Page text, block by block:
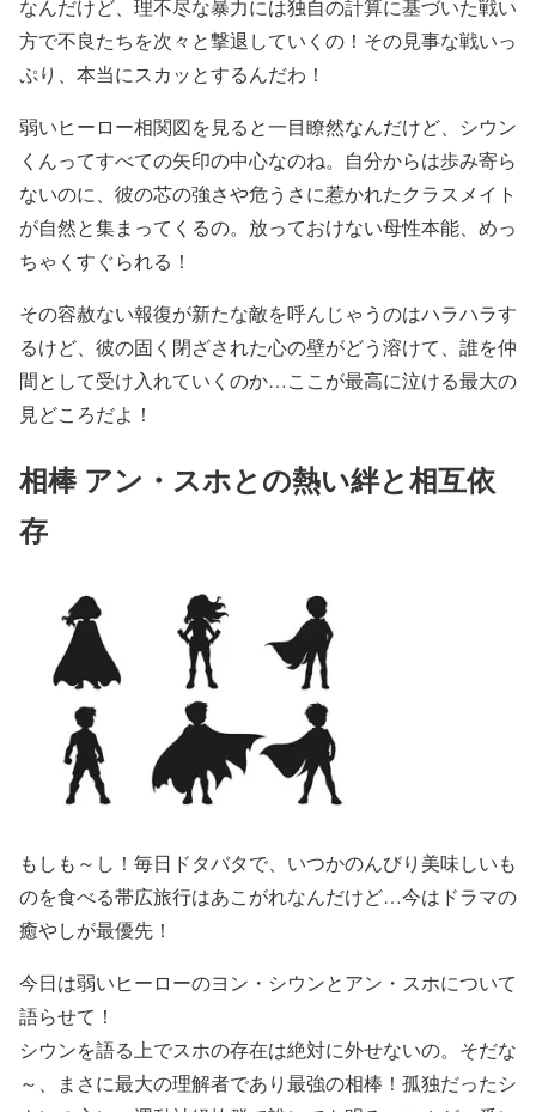
なんだけど、理不尽な暴力には独自の計算に基づいた戦い
方で不良たちを次々と撃退していくの！その見事な戦いっ
ぷり、本当にスカッとするんだわ！
弱いヒーロー相関図を見ると一目瞭然なんだけど、シウン
くんってすべての矢印の中心なのね。自分からは歩み寄ら
ないのに、彼の芯の強さや危うさに惹かれたクラスメイト
が自然と集まってくるの。放っておけない母性本能、めっ
ちゃくすぐられる！
その容赦ない報復が新たな敵を呼んじゃうのはハラハラす
るけど、彼の固く閉ざされた心の壁がどう溶けて、誰を仲
間として受け入れていくのか…ここが最高に泣ける最大の
見どころだよ！
相棒 アン・スホとの熱い絆と相互依
存
もしも～し！毎日ドタバタで、いつかのんびり美味しいも
のを食べる帯広旅行はあこがれなんだけど…今はドラマの
癒やしが最優先！
今日は弱いヒーローのヨン・シウンとアン・スホについて
語らせて！
シウンを語る上でスホの存在は絶対に外せないの。そだな
～、まさに最大の理解者であり最強の相棒！孤独だったシ